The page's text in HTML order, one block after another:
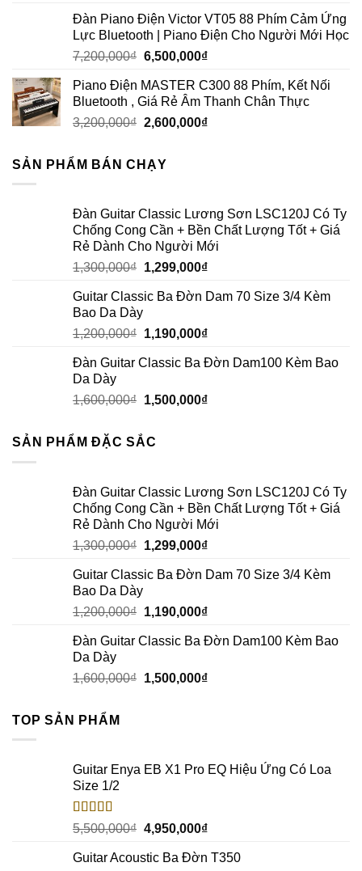
Đàn Piano Điện Victor VT05 88 Phím Cảm Ứng
Lực Bluetooth | Piano Điện Cho Người Mới Học
7,200,000₫ 6,500,000₫
Piano Điện MASTER C300 88 Phím, Kết Nối
Bluetooth , Giá Rẻ Âm Thanh Chân Thực
3,200,000₫ 2,600,000₫
SẢN PHẨM BÁN CHẠY
Đàn Guitar Classic Lương Sơn LSC120J Có Ty
Chống Cong Cần + Bền Chất Lượng Tốt + Giá
Rẻ Dành Cho Người Mới
1,300,000₫ 1,299,000₫
Guitar Classic Ba Đờn Dam 70 Size 3/4 Kèm
Bao Da Dày
1,200,000₫ 1,190,000₫
Đàn Guitar Classic Ba Đờn Dam100 Kèm Bao
Da Dày
1,600,000₫ 1,500,000₫
SẢN PHẨM ĐẶC SẮC
Đàn Guitar Classic Lương Sơn LSC120J Có Ty
Chống Cong Cần + Bền Chất Lượng Tốt + Giá
Rẻ Dành Cho Người Mới
1,300,000₫ 1,299,000₫
Guitar Classic Ba Đờn Dam 70 Size 3/4 Kèm
Bao Da Dày
1,200,000₫ 1,190,000₫
Đàn Guitar Classic Ba Đờn Dam100 Kèm Bao
Da Dày
1,600,000₫ 1,500,000₫
TOP SẢN PHẨM
Guitar Enya EB X1 Pro EQ Hiệu Ứng Có Loa
Size 1/2
Rated5.00
5,500,000₫ 4,950,000₫
Guitar Acoustic Ba Đờn T350